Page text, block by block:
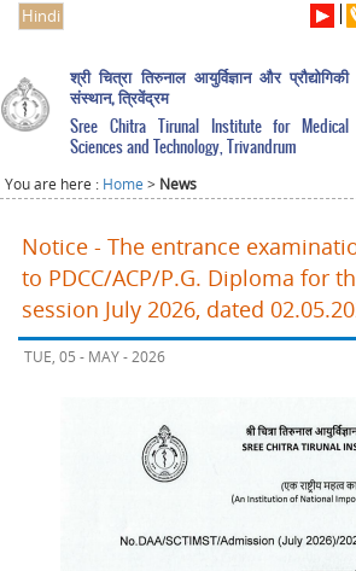
Hindi
श्री चित्रा तिरुनाल आयुर्विज्ञान और प्रौद्योगिकी
संस्थान, त्रिवेंद्रम
Sree Chitra Tirunal Institute for Medical
Sciences and Technology, Trivandrum
You are here : Home > News
Notice - The entrance
to PDCC/ACP/P.G. Diploma for
session July 2026, dated
TUE, 05 - MAY - 2026